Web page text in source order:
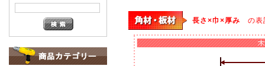
長さ×巾×厚み の表